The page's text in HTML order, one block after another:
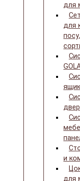
для
для
и
для